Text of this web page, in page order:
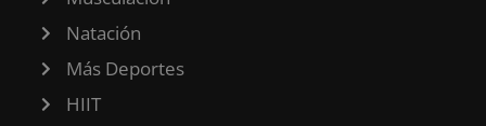
Natación
Más Deportes
HIIT